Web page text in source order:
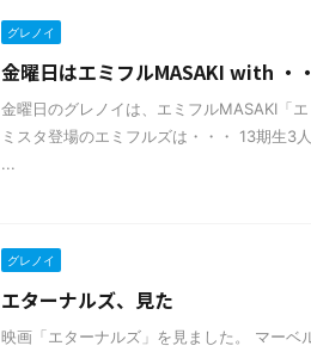
グレノイ
金曜日はエミフルMASAKI with ・
金曜日のグレノイは、エミフルMASAKI「
ミスタ登場のエミフルズは・・・ 13期生3
...
グレノイ
エターナルズ、見た
映画「エターナルズ」を見ました。 マーベ